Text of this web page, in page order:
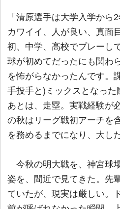
「清原選手は大学入学から
カワイイ、人が良い、真面
初、中学、高校でプレーし
球が初めてだったにも関わ
を怖がらなかったんです。
手投手と)ミックスとなった
あとは、走塁。実戦経験が
の秋はリーグ戦初アーチを
を務めるまでになり、大し
今秋の明大戦を、神宮球
姿を、間近で見てきた。先
ていたが、現実は厳しい。